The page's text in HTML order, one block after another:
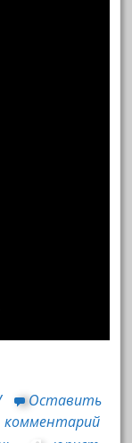
Оставить
комментарий